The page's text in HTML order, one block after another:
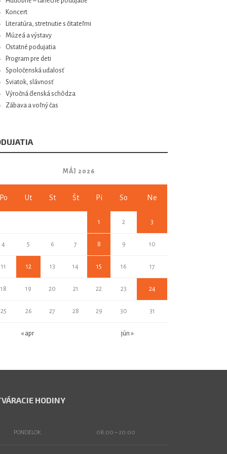
Koncert
Literatúra, stretnutie s čitateľmi
Múzeá a výstavy
Ostatné podujatia
Program pre deti
Spoločenská udalosť
Sviatok, slávnosť
Výročná členská schôdza
Zábava a voľný čas
MÁJ 2026
Ut St Št Pi So Ne
1 2 3
4 5 6 7 8 9 10
11 12 13 14 15 16 17
18 19 20 21 22 23 24
25 26 27 28 29 30 31
« apr jún »
HODINY
PONDELOK 08:00 – 20:00